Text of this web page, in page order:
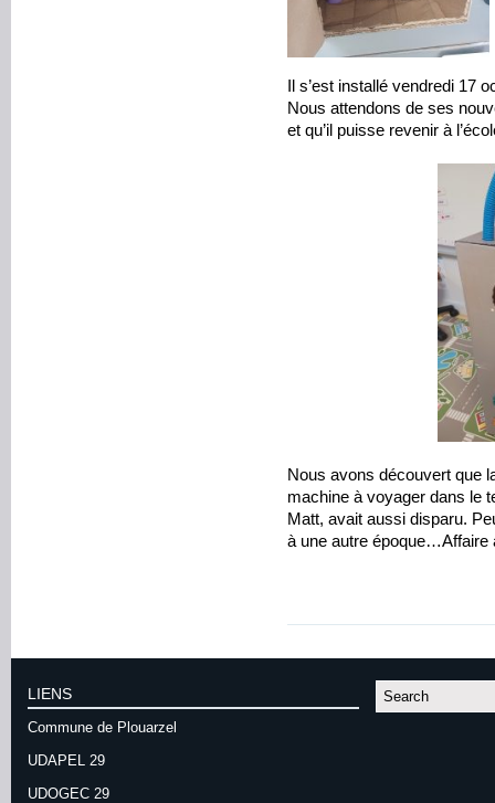
Il s’est installé vendredi 17
Nous attendons de ses
et qu’il puisse revenir à
Nous avons découvert que
machine à voyager dans le
Matt, avait aussi disparu.
à une autre époque…Affaire
LIENS
Commune de Plouarzel
UDAPEL 29
UDOGEC 29